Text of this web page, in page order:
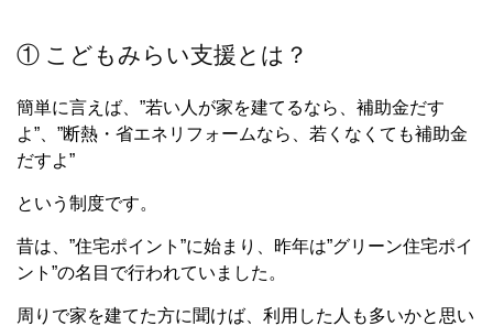
① こどもみらい支援とは？
簡単に言えば、”若い人が家を建てるなら、補助金だす
よ”、”断熱・省エネリフォームなら、若くなくても補助金
だすよ”
という制度です。
昔は、”住宅ポイント”に始まり、昨年は”グリーン住宅ポイ
ント”の名目で行われていました。
周りで家を建てた方に聞けば、利用した人も多いかと思い